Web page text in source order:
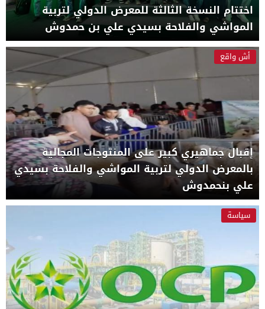
اختتام النسخة الثالثة للمعرض الدولي لتربية
المواشي والفلاحة بسيدي علي بن حمدوش
أش واقع
إقبال جماهيري كبير على المنتوجات المجالية
بالمعرض الدولي لتربية المواشي والفلاحة بسيدي
علي بنحمدوش
سياسة